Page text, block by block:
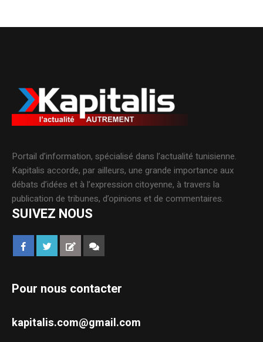
Portail d’information, spécialisé dans l’actualité tunisienne.
Kapitalis accorde, par ailleurs, une grande importance aux
débats d’idées et à l’expression citoyenne, à travers la
publication de tribunes, d’opinions et de commentaires.
SUIVEZ NOUS
Pour nous contacter
kapitalis.com@gmail.com